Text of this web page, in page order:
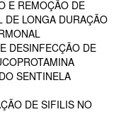
E REMOÇÃO DE
DE LONGA DURAÇÃO
DESINFECÇÃO DE
SENTINELA
DE SIFILIS NO